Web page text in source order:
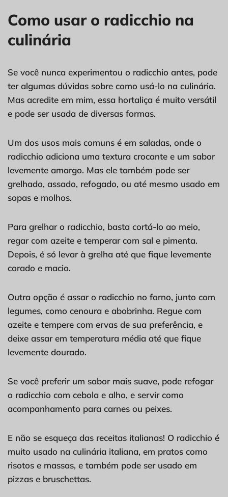
Como usar o radicchio na
culinária
Se você nunca experimentou o radicchio antes, pode
ter algumas dúvidas sobre como usá-lo na culinária.
Mas acredite em mim, essa hortaliça é muito versátil
e pode ser usada de diversas formas.
Um dos usos mais comuns é em saladas, onde o
radicchio adiciona uma textura crocante e um sabor
levemente amargo. Mas ele também pode ser
grelhado, assado, refogado, ou até mesmo usado em
sopas e molhos.
Para grelhar o radicchio, basta cortá-lo ao meio,
regar com azeite e temperar com sal e pimenta.
Depois, é só levar à grelha até que fique levemente
corado e macio.
Outra opção é assar o radicchio no forno, junto com
legumes, como cenoura e abobrinha. Regue com
azeite e tempere com ervas de sua preferência, e
deixe assar em temperatura média até que fique
levemente dourado.
Se você preferir um sabor mais suave, pode refogar
o radicchio com cebola e alho, e servir como
acompanhamento para carnes ou peixes.
E não se esqueça das receitas italianas! O radicchio é
muito usado na culinária italiana, em pratos como
risotos e massas, e também pode ser usado em
pizzas e bruschettas.